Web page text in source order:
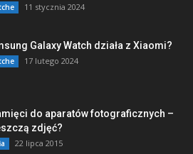
11 stycznia 2024
Galaxy Watch działa z Xiaomi?
17 lutego 2024
do aparatów fotograficznych –
zdjęć?
22 lipca 2015